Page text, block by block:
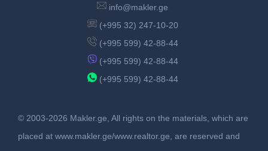
info@makler.ge
(+995 32) 247-10-20
(+995 599) 42-88-44
(+995 599) 42-88-44
(+995 599) 42-88-44
© 2003-2026 Makler.ge, All rights on the materials, which are
placed at www.makler.ge/www.realtor.ge, are reserved and